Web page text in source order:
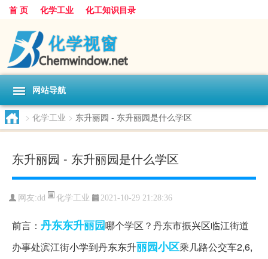
首 页 化学工业 化工知识目录
网站导航
> 化学工业 > 东升丽园 - 东升丽园是什么学区
东升丽园 - 东升丽园是什么学区
网友:dd 化学工业 2021-10-29 21:28:36
前言： 丹东东升丽园哪个学区？丹东市振兴区临江街道
办事处滨江街小学到丹东东升丽园小区乘几路公交车2,6,